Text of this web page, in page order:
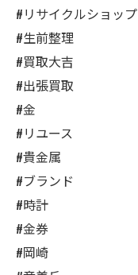
#リサイクルショップ
#生前整理
#買取大吉
#出張買取
#金
#リユース
#貴金属
#ブランド
#時計
#金券
#岡崎